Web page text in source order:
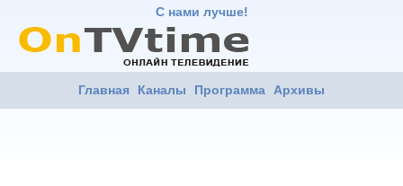
С нами лучше!
Главная Каналы Программа Архивы